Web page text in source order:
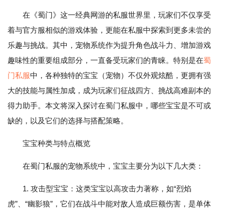
在《蜀门》这一经典网游的私服世界里，玩家们不仅享受
着与官方服相似的游戏体验，更能在私服中探索到更多未尝的
乐趣与挑战。其中，宠物系统作为提升角色战斗力、增加游戏
趣味性的重要组成部分，一直备受玩家们的青睐。特别是在蜀
门私服中，各种独特的宝宝（宠物）不仅外观炫酷，更拥有强
大的技能与属性加成，成为玩家们征战四方、挑战高难副本的
得力助手。本文将深入探讨在蜀门私服中，哪些宝宝是不可或
缺的，以及它们的选择与搭配策略。
宝宝种类与特点概览
在蜀门私服的宠物系统中，宝宝主要分为以下几大类：
1. 攻击型宝宝：这类宝宝以高攻击力著称，如“烈焰
虎”、“幽影狼”，它们在战斗中能对敌人造成巨额伤害，是单体